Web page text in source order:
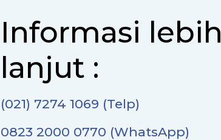
Informasi lebih
lanjut :
(021) 7274 1069 (Telp)
0823 2000 0770 (WhatsApp)